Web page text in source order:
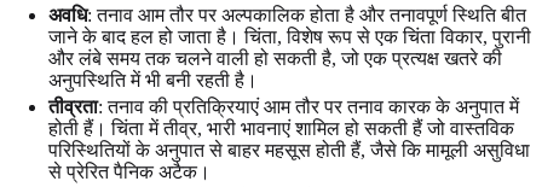
अवधि: तनाव आम तौर पर अल्पकालिक होता है और तनावपूर्ण स्थिति बीत
जाने के बाद हल हो जाता है। चिंता, विशेष रूप से एक चिंता विकार, पुरानी
और लंबे समय तक चलने वाली हो सकती है, जो एक प्रत्यक्ष खतरे की
अनुपस्थिति में भी बनी रहती है।
तीव्रता: तनाव की प्रतिक्रियाएं आम तौर पर तनाव कारक के अनुपात में
होती हैं। चिंता में तीव्र, भारी भावनाएं शामिल हो सकती हैं जो वास्तविक
परिस्थितियों के अनुपात से बाहर महसूस होती हैं, जैसे कि मामूली असुविधा
से प्रेरित पैनिक अटैक।